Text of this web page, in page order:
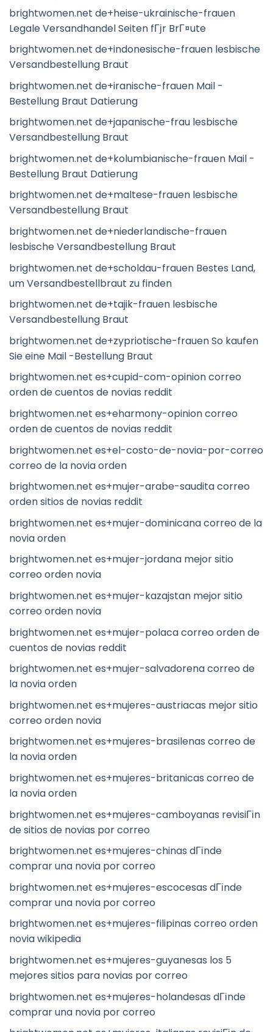
brightwomen.net de+heise-ukrainische-frauen
Legale Versandhandel Seiten fГјr BrГ¤ute
brightwomen.net de+indonesische-frauen lesbische
Versandbestellung Braut
brightwomen.net de+iranische-frauen Mail -
Bestellung Braut Datierung
brightwomen.net de+japanische-frau lesbische
Versandbestellung Braut
brightwomen.net de+kolumbianische-frauen Mail -
Bestellung Braut Datierung
brightwomen.net de+maltese-frauen lesbische
Versandbestellung Braut
brightwomen.net de+niederlandische-frauen
lesbische Versandbestellung Braut
brightwomen.net de+scholdau-frauen Bestes Land,
um Versandbestellbraut zu finden
brightwomen.net de+tajik-frauen lesbische
Versandbestellung Braut
brightwomen.net de+zypriotische-frauen So kaufen
Sie eine Mail -Bestellung Braut
brightwomen.net es+cupid-com-opinion correo
orden de cuentos de novias reddit
brightwomen.net es+eharmony-opinion correo
orden de cuentos de novias reddit
brightwomen.net es+el-costo-de-novia-por-correo
correo de la novia orden
brightwomen.net es+mujer-arabe-saudita correo
orden sitios de novias reddit
brightwomen.net es+mujer-dominicana correo de la
novia orden
brightwomen.net es+mujer-jordana mejor sitio
correo orden novia
brightwomen.net es+mujer-kazajstan mejor sitio
correo orden novia
brightwomen.net es+mujer-polaca correo orden de
cuentos de novias reddit
brightwomen.net es+mujer-salvadorena correo de
la novia orden
brightwomen.net es+mujeres-austriacas mejor sitio
correo orden novia
brightwomen.net es+mujeres-brasilenas correo de
la novia orden
brightwomen.net es+mujeres-britanicas correo de
la novia orden
brightwomen.net es+mujeres-camboyanas revisiГіn
de sitios de novias por correo
brightwomen.net es+mujeres-chinas dГіnde
comprar una novia por correo
brightwomen.net es+mujeres-escocesas dГіnde
comprar una novia por correo
brightwomen.net es+mujeres-filipinas correo orden
novia wikipedia
brightwomen.net es+mujeres-guyanesas los 5
mejores sitios para novias por correo
brightwomen.net es+mujeres-holandesas dГіnde
comprar una novia por correo